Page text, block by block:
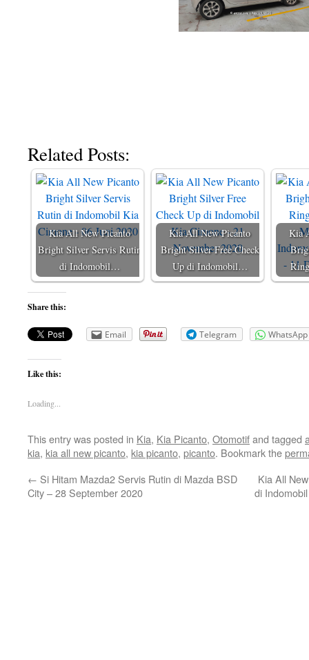
Related Posts:
Kia All New Picanto
Bright Silver Servis Rutin
di Indomobil…
Kia All New Picanto
Bright Silver Free Check
Up di Indomobil…
Kia
Share this:
Email Telegram WhatsApp
Like this:
Loading...
This entry was posted in Kia, Kia Picanto, Otomotifand tagged
kia, kia all new picanto, kia picanto, picanto. Bookmark the
← Si Hitam Mazda2 Servis Rutin di Mazda BSD
City – 28 September 2020
Kia All
di